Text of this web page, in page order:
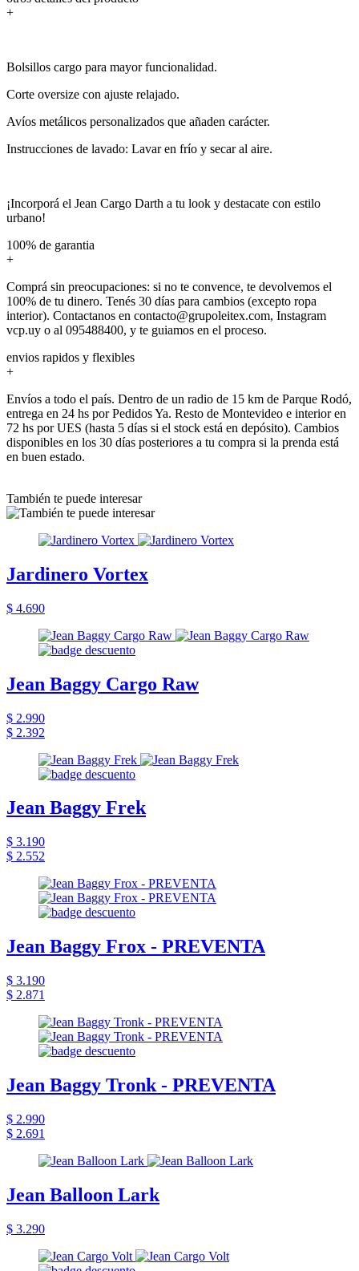
+
Bolsillos cargo para mayor funcionalidad.
Corte oversize con ajuste relajado.
Avíos metálicos personalizados que añaden carácter.
Instrucciones de lavado: Lavar en frío y secar al aire.
¡Incorporá el Jean Cargo Darth a tu look y destacate con estilo
urbano!
100% de garantia
+
Comprá sin preocupaciones: si no te convence, te devolvemos el
100% de tu dinero. Tenés 30 días para cambios (excepto ropa
interior). Contactanos en contacto@grupoleitex.com, Instagram
vcp.uy o al 095488400, y te guiamos en el proceso.
envios rapidos y flexibles
+
Envíos a todo el país. Dentro de un radio de 15 km de Parque Rodó,
entrega en 24 hs por Pedidos Ya. Resto de Montevideo e interior en
72 hs por UES (hasta 5 días si el stock está en depósito). Cambios
disponibles en los 30 días posteriores a tu compra si la prenda está
en buen estado.
También te puede interesar
Jardinero Vortex
$ 4.690
Jean Baggy Cargo Raw
$ 2.990
$ 2.392
Jean Baggy Frek
$ 3.190
$ 2.552
Jean Baggy Frox - PREVENTA
$ 3.190
$ 2.871
Jean Baggy Tronk - PREVENTA
$ 2.990
$ 2.691
Jean Balloon Lark
$ 3.290